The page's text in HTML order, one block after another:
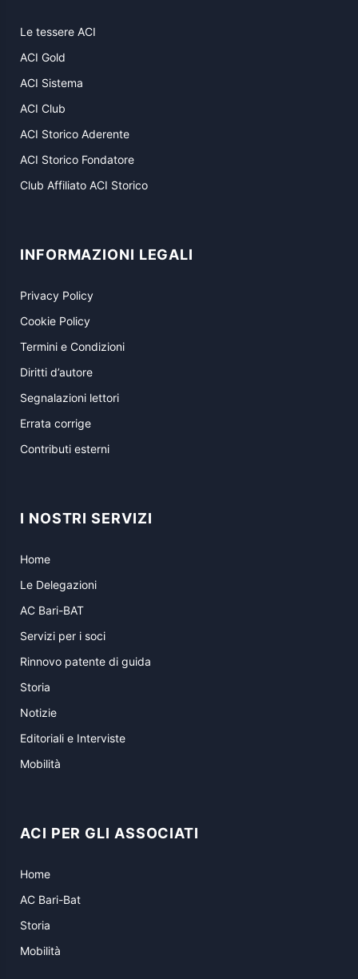
Le tessere ACI
ACI Gold
ACI Sistema
ACI Club
ACI Storico Aderente
ACI Storico Fondatore
Club Affiliato ACI Storico
INFORMAZIONI LEGALI
Privacy Policy
Cookie Policy
Termini e Condizioni
Diritti d’autore
Segnalazioni lettori
Errata corrige
Contributi esterni
I NOSTRI SERVIZI
Home
Le Delegazioni
AC Bari-BAT
Servizi per i soci
Rinnovo patente di guida
Storia
Notizie
Editoriali e Interviste
Mobilità
ACI PER GLI ASSOCIATI
Home
AC Bari-Bat
Storia
Mobilità